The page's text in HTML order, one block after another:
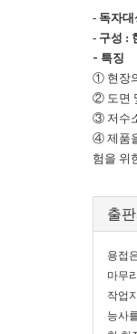
- 독자
- 구성 :
- 특징
① 현장
② 도면
③ 저수
④ 제품
험을 위
출
용접
마무
작업
능사